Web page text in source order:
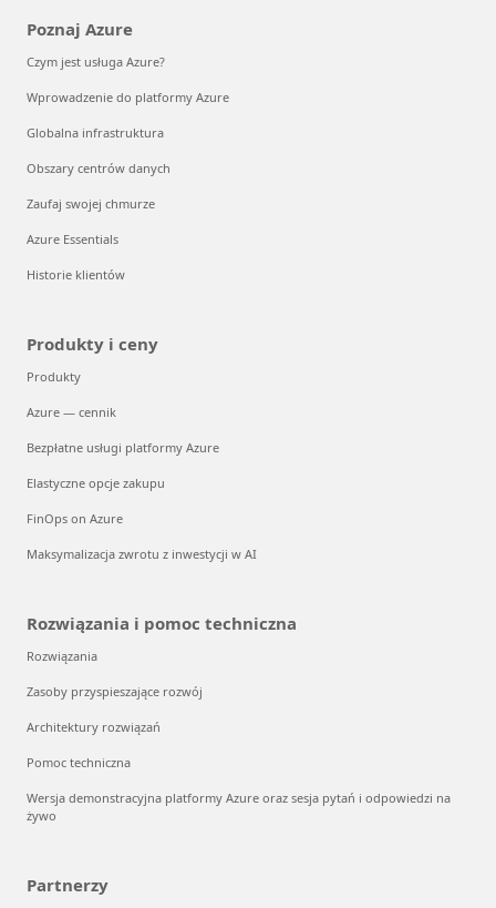
Poznaj Azure
Czym jest usługa Azure?
Wprowadzenie do platformy Azure
Globalna infrastruktura
Obszary centrów danych
Zaufaj swojej chmurze
Azure Essentials
Historie klientów
Produkty i ceny
Produkty
Azure — cennik
Bezpłatne usługi platformy Azure
Elastyczne opcje zakupu
FinOps on Azure
Maksymalizacja zwrotu z inwestycji w AI
Rozwiązania i pomoc techniczna
Rozwiązania
Zasoby przyspieszające rozwój
Architektury rozwiązań
Pomoc techniczna
Wersja demonstracyjna platformy Azure oraz sesja pytań i odpowiedzi na
żywo
Partnerzy